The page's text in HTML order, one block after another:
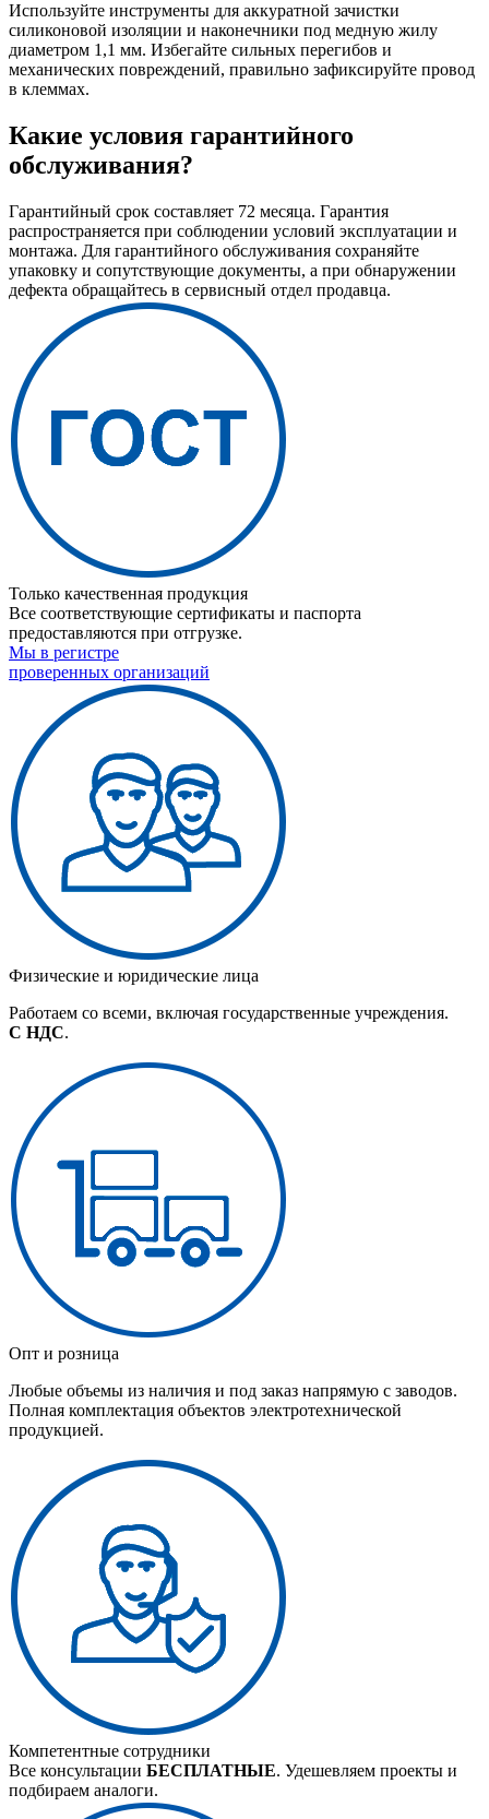
Используйте инструменты для аккуратной зачистки
силиконовой изоляции и наконечники под медную жилу
диаметром 1,1 мм. Избегайте сильных перегибов и
механических повреждений, правильно зафиксируйте провод
в клеммах.
Какие условия гарантийного
обслуживания?
Гарантийный срок составляет 72 месяца. Гарантия
распространяется при соблюдении условий эксплуатации и
монтажа. Для гарантийного обслуживания сохраняйте
упаковку и сопутствующие документы, а при обнаружении
дефекта обращайтесь в сервисный отдел продавца.
Только качественная продукция
Все соответствующие сертификаты и паспорта
предоставляются при отгрузке.
Мы в регистре
проверенных организаций
Физические и юридические лица
Работаем со всеми, включая государственные учреждения.
С НДС.
Опт и розница
Любые объемы из наличия и под заказ напрямую с заводов.
Полная комплектация объектов электротехнической
продукцией.
Компетентные сотрудники
Все консультации БЕСПЛАТНЫЕ. Удешевляем проекты и
подбираем аналоги.